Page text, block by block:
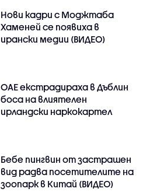
Нови кадри с Моджтаба
Хаменей се появиха в
ирански медии (ВИДЕО)
ОАЕ екстрадираха в Дъблин
боса на влиятелен
ирландски наркокартел
Бебе пингвин от застрашен
вид радва посетителите на
зоопарк в Китай (ВИДЕО)